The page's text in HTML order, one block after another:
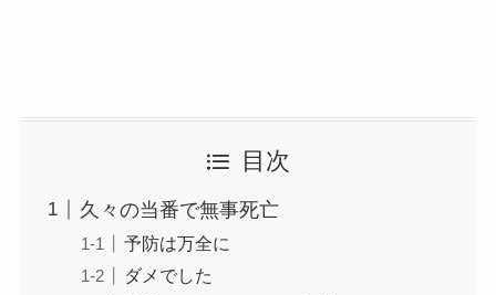
目次
久々の当番で無事死亡
予防は万全に
ダメでした